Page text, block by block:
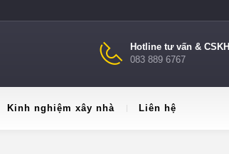
Hotline tư vấn & CSKH
083 889 6767
Kinh nghiệm xây nhà Liên hệ